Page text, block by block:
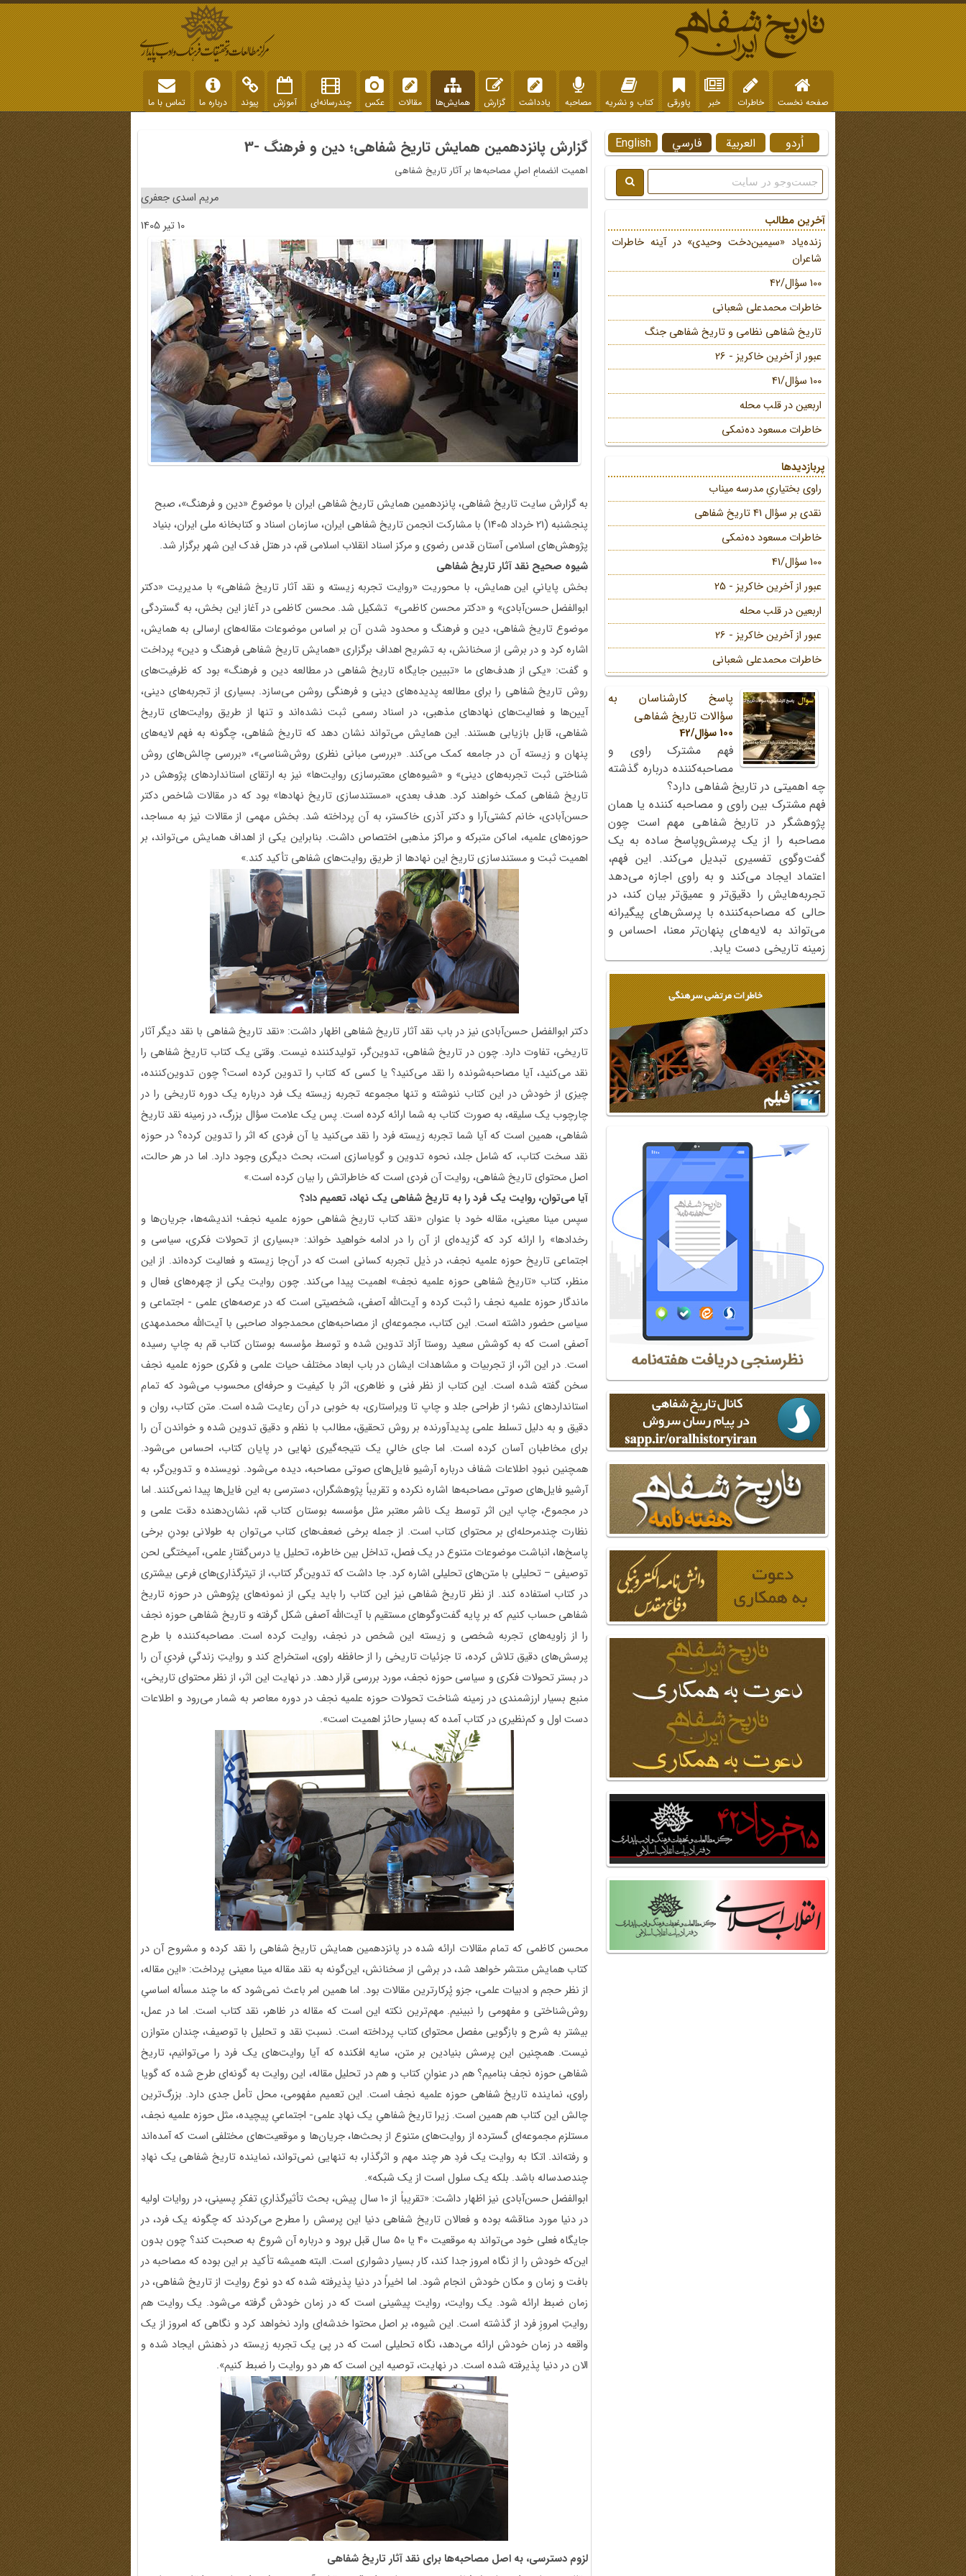
صفحه نخست خاطرات خبر پاورقی کتاب و نشریه مصاحبه یادداشت گزارش همایش‌ها مقالات عکس چندرسانه‌ای آموزش پیوند درباره ما تماس با ما
گزارش پانزدهمین همایش تاریخ شفاهی؛ دین و فرهنگ -3
اهمیت انضمامِ اصلِ مصاحبه‌ها بر آثار تاریخ شفاهی
مریم اسدی جعفری
10 تیر 1405
به گزارش سایت تاریخ شفاهی، پانزدهمین همایش تاریخ شفاهی ایران با موضوع «دین و فرهنگ»، صبح
پنجشنبه (21 خرداد 1405) با مشارکت انجمن تاریخ شفاهی ایران، سازمان اسناد و کتابخانه ملی ایران، بنیاد
پژوهش‌های اسلامی آستان قدس رضوی و مرکز اسناد انقلاب اسلامی قم، در هتل فدک این شهر برگزار شد.
شیوه صحیح نقد آثار تاریخ شفاهی
بخش پایانیِ این همایش، با محوریت «روایت تجربه زیسته و نقد آثار تاریخ شفاهی» با مدیریت «دکتر
ابوالفضل حسن‌آبادی» و «دکتر محسن کاظمی» تشکیل شد. محسن کاظمی در آغاز این بخش، به گستردگی
موضوع تاریخ شفاهی، دین و فرهنگ و محدود شدن آن بر اساس موضوعات مقاله‌های ارسالی به همایش،
اشاره کرد و در برشی از سخنانش، به تشریح اهداف برگزاری «همایش تاریخ شفاهی فرهنگ و دین» پرداخت
و گفت: «یکی از هدف‌های ما «تبیین جایگاه تاریخ شفاهی در مطالعه دین و فرهنگ» بود که ظرفیت‌های
روش تاریخ شفاهی را برای مطالعه پدیده‌های دینی و فرهنگی روشن می‌سازد. بسیاری از تجربه‌های دینی،
آیین‌ها و فعالیت‌های نهادهای مذهبی، در اسناد رسمی ثبت نشده‌اند و تنها از طریق روایت‌های تاریخ
شفاهی، قابل بازیابی‌ هستند. این همایش می‌تواند نشان دهد که تاریخ شفاهی، چگونه به فهم لایه‌های
پنهان و زیسته آن در جامعه کمک می‌کند. «بررسی مبانی نظری روش‌شناسی»، «بررسی چالش‌های روش
شناختی ثبت تجربه‌های دینی» و «شیوه‌های معتبرسازی روایت‌ها» نیز به ارتقای استانداردهای پژوهش در
تاریخ شفاهی کمک خواهند کرد. هدف بعدی، «مستندسازی تاریخ نهادها» بود که در مقالات شاخص دکتر
حسن‌آبادی، خانم کشتی‌آرا و دکتر آذری خاکستر، به آن پرداخته شد. بخش مهمی از مقالات نیز به مساجد،
حوزه‌های علمیه، اماکن متبرکه و مراکز مذهبی اختصاص داشت. بنابراین یکی از اهداف همایش می‌تواند، بر
اهمیت ثبت و مستندسازی تاریخ این نهادها از طریق روایت‌های شفاهی تأکید کند.»
دکتر ابوالفضل حسن‌آبادی نیز در باب نقد آثار تاریخ شفاهی اظهار داشت: «نقد تاریخ شفاهی با نقد دیگر آثار
تاریخی، تفاوت دارد. چون در تاریخ شفاهی، تدوین‌گر، تولیدکننده نیست. وقتی یک کتاب تاریخ شفاهی را
نقد می‌کنید، آیا مصاحبه‌شونده را نقد می‌کنید؟ یا کسی که کتاب را تدوین کرده است؟ چون تدوین‌کننده،
چیزی از خودش در این کتاب ننوشته و تنها مجموعه تجربه زیسته یک فرد درباره یک دوره تاریخی را در
چارچوب یک سلیقه، به صورت کتاب به شما ارائه کرده است. پس یک علامت سؤال بزرگ، در زمینه نقد تاریخ
شفاهی، همین است که آیا شما تجربه زیسته فرد را نقد می‌کنید یا آن فردی که اثر را تدوین کرده؟ در حوزه
نقد سخت کتاب، که شامل جلد، نحوه تدوین و گویاسازی است، بحث دیگری وجود دارد. اما در هر حالت،
اصل محتوای تاریخ شفاهی، روایت آن فردی است که خاطراتش را بیان کرده است.»
آیا می‌توان، روایت یک فرد را به تاریخ شفاهی یک نهاد، تعمیم داد؟
سپس مینا معینی، مقاله خود با عنوان «نقد کتاب تاریخ شفاهی حوزه علمیه نجف؛ اندیشه‌ها، جریان‌ها و
رخدادها» را ارائه کرد که گزیده‌ای از آن را در ادامه خواهید خواند: «بسیاری از تحولات فکری، سیاسی و
اجتماعی تاریخ حوزه علمیه نجف، در ذیل تجربه کسانی است که در آن‌جا زیسته و فعالیت کرده‌اند. از این
منظر، کتاب «تاریخ شفاهی حوزه علمیه نجف» اهمیت پیدا می‌کند. چون روایت یکی از چهره‌های فعال و
ماندگار حوزه علمیه نجف را ثبت کرده و آیت‌الله آصفی، شخصیتی است که در عرصه‌های علمی - اجتماعی و
سیاسی حضور داشته است. این کتاب، مجموعه‌ای از مصاحبه‌های محمدجواد صاحبی با آیت‌الله محمدمهدی
آصفی است که به کوشش سعید روستا آزاد تدوین شده و توسط مؤسسه بوستان کتاب قم به چاپ رسیده
است. در این اثر، از تجربیات و مشاهدات ایشان در باب ابعاد مختلف حیات علمی و فکری حوزه علمیه نجف
سخن گفته‌ شده است. این کتاب از نظر فنی و ظاهری، اثر با کیفیت و حرفه‌ای محسوب می‌شود که تمام
استانداردهای نشر؛ از طراحی جلد و چاپ تا ویراستاری، به خوبی در آن رعایت شده است. متن کتاب، روان و
دقیق و به دلیل تسلط علمی پدیدآورنده بر روش تحقیق، مطالب با نظم و دقیق تدوین شده و خواندن آن را
برای مخاطبان آسان کرده است. اما جای خالیِ یک نتیجه‌گیری نهایی در پایان کتاب، احساس می‌شود.
همچنین نبودِ اطلاعات شفاف درباره آرشیو فایل‌های صوتی مصاحبه، دیده می‌شود. نویسنده و تدوین‌گر، به
آرشیو فایل‌های صوتی مصاحبه‌ها اشاره نکرده و تقریباً پژوهشگران، دسترسی به این فایل‌ها پیدا نمی‌کنند. اما
در مجموع، چاپ این اثر توسط یک ناشر معتبر مثل مؤسسه بوستان کتاب قم، نشان‌دهنده دقت علمی و
نظارت چندمرحله‌ای بر محتوای کتاب است. از جمله برخی ضعف‌های کتاب می‌توان به طولانی بودنِ برخی
پاسخ‌ها، انباشت موضوعات متنوع در یک فصل، تداخل بین خاطره، تحلیل یا درس‌گفتارِ علمی، آمیختگی لحن
توصیفی – تحلیلی با متن‌های تحلیلی اشاره کرد. جا داشت که تدوین‌گر کتاب، از تیترگذاری‌های فرعی بیشتری
در کتاب استفاده کند. از نظر تاریخ شفاهی نیز این کتاب را باید یکی از نمونه‌های پژوهش در حوزه تاریخ
شفاهی حساب کنیم که بر پایه گفت‌وگوهای مستقیم با آیت‌الله آصفی شکل گرفته و تاریخ شفاهی حوزه نجف
را از زاویه‌های تجربه شخصی و زیسته این شخص در نجف، روایت کرده است. مصاحبه‌کننده با طرح
پرسش‌های دقیق تلاش کرده، تا جزئیات تاریخی را از حافظه راوی، استخراج کند و روایتِ زندگیِ فردیِ آن را
در بستر تحولات فکری و سیاسی حوزه نجف، مورد بررسی قرار دهد. در نهایت این اثر، از نظر محتوای تاریخی،
منبع بسیار ارزشمندی در زمینه شناخت تحولات حوزه علمیه نجف در دوره معاصر به شمار می‌رود و اطلاعات
دست اول و کم‌نظیری در کتاب آمده که بسیار حائز اهمیت است».
محسن کاظمی که تمام مقالات ارائه شده در پانزدهمین همایش تاریخ شفاهی را نقد کرده و مشروح آن در
کتاب همایش منتشر خواهد شد، در برشی از سخنانش، این‌گونه به نقد مقاله مینا معینی پرداخت: «این مقاله،
از نظر حجم و ادبیات علمی، جزو پُرکارترین مقالات بود. اما همین امر باعث نمی‌شود که ما چند مسأله اساسیِ
روش‌شناختی و مفهومی را نبینیم. مهم‌ترین نکته این است که مقاله در ظاهر، نقد کتاب است. اما در عمل،
بیشتر به شرح و بازگویی مفصل محتوای کتاب پرداخته است. نسبتِ نقد و تحلیل با توصیف، چندان متوازن
نیست. همچنین این پرسش بنیادین بر متن، سایه افکنده که آیا روایت‌های یک فرد را می‌توانیم، تاریخ
شفاهی حوزه نجف بنامیم؟ هم در عنوانِ کتاب و هم در تحلیل مقاله، این روایت به گونه‌ای طرح شده که گویا
راوی، نماینده تاریخ شفاهی حوزه علمیه نجف است. این تعمیم مفهومی، محل تأمل جدی دارد. بزرگ‌ترین
چالش این کتاب هم همین است. زیرا تاریخ شفاهیِ یک نهادِ علمی- اجتماعیِ پیچیده، مثل حوزه علمیه نجف،
مستلزم مجموعه‌ای گسترده از روایت‌های متنوع از بحث‌ها، جریان‌ها و موقعیت‌های مختلفی است که آمده‌اند
و رفته‌اند. اتکا به روایت یک فردِ هر چند مهم و اثرگذار، به تنهایی نمی‌تواند، نماینده تاریخ شفاهی یک نهادِ
چندصدساله باشد. بلکه یک سلول است از یک شبکه».
ابوالفضل حسن‌آبادی نیز اظهار داشت: «تقریباً از 10 سال پیش، بحث تأثیرگذاریِ تفکرِ پسینی، در روایات اولیه
در دنیا مورد مناقشه بوده و فعالان تاریخ شفاهی دنیا این پرسش را مطرح می‌کردند که چگونه یک فرد، در
جایگاه فعلی خود می‌تواند به موقعیت 40 یا 50 سال قبل برود و درباره آن شروع به صحبت کند؟ چون بدون
این‌که خودش را از نگاه امروز جدا کند، کار بسیار دشواری است. البته همیشه تأکید بر این بوده که مصاحبه در
بافت و زمان و مکان خودش انجام شود. اما اخیراً در دنیا پذیرفته شده که دو نوع روایت از تاریخ شفاهی، در
زمان ضبط ارائه شود. یک روایت، روایت پیشینی است که در زمان خودش گرفته می‌شود. یک روایت هم
روایتِ امروزِ فرد از گذشته است. این شیوه، بر اصل محتوا خدشه‌ای وارد نخواهد کرد و نگاهی که امروز از یک
واقعه در زمان خودش ارائه می‌دهد، نگاه تحلیلی است که در پی یک تجربه زیسته در ذهنش ایجاد شده و
الان در دنیا پذیرفته شده است. در نهایت، توصیه این است که هر دو روایت را ضبط کنیم».
لزوم دسترسی، به اصل مصاحبه‌ها برای نقد آثار تاریخ شفاهی
English فارسي العربية اُردو
آخرین مطالب
زنده‌یاد «سیمین‌دخت وحیدی» در آینه خاطرات
شاعران
100 سؤال/42
خاطرات محمد‌علی شعبانی
تاریخ شفاهی نظامی و تاریخ شفاهی جنگ
عبور از آخرین خاکریز - 26
100 سؤال/41
اربعین در قلب محله
خاطرات مسعود ده‌نمکی
پربازدیدها
راوی بختیاریِ مدرسه میناب
نقدی بر سؤال 41 تاریخ شفاهی
خاطرات مسعود ده‌نمکی
100 سؤال/41
عبور از آخرین خاکریز - 25
اربعین در قلب محله
عبور از آخرین خاکریز - 26
خاطرات محمد‌علی شعبانی
پاسخ کارشناسان به
سؤالات تاریخ شفاهی
100 سؤال/42
فهم مشترک راوی و
مصاحبه‌کننده درباره گذشته
چه اهمیتی در تاریخ شفاهی دارد؟
فهم مشترک بین راوی و مصاحبه کننده یا همان
پژوهشگر در تاریخ شفاهی مهم است چون
مصاحبه را از یک پرسش‌وپاسخ ساده به یک
گفت‌وگوی تفسیری تبدیل می‌کند. این فهم،
اعتماد ایجاد می‌کند و به راوی اجازه می‌دهد
تجربه‌هایش را دقیق‌تر و عمیق‌تر بیان کند، در
حالی که مصاحبه‌کننده با پرسش‌های پیگیرانه
می‌تواند به لایه‌های پنهان‌تر معنا، احساس و
زمینه تاریخی دست یابد.